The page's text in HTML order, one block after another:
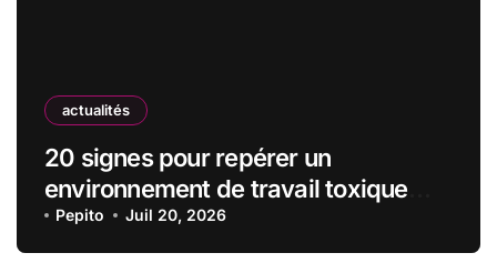
actualités
20 signes pour repérer un
environnement de travail toxique
avant de signer le contrat
Pepito Juil 20, 2026